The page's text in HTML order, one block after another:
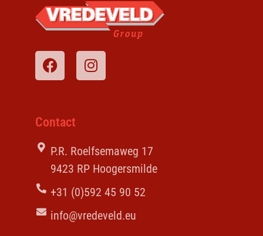
Contact
P.R. Roelfsemaweg 17
9423 RP Hoogersmilde
+31 (0)592 45 90 52
info@vredeveld.eu